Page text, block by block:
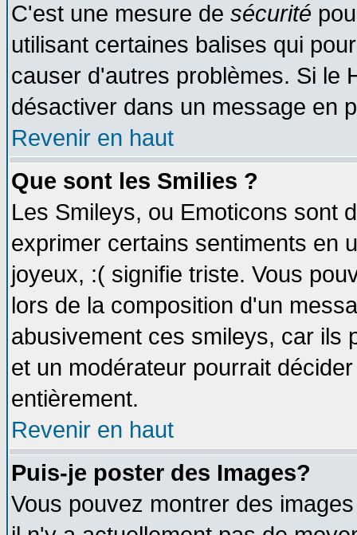
C'est une mesure de sécurité
utilisant certaines balises qui
causer d'autres problèmes. Si le
désactiver dans un message en
Revenir en haut
Que sont les Smilies ?
Les Smileys, ou Emoticons sont
exprimer certains sentiments en
joyeux, :( signifie triste. Vous
lors de la composition d'un
abusivement ces smileys, car ils
et un modérateur pourrait
entièrement.
Revenir en haut
Puis-je poster des Images?
Vous pouvez montrer des